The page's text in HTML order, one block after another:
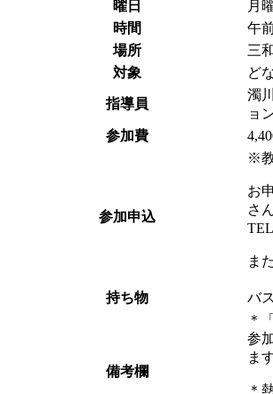
曜日
月
時間
午
場所
三
対象
ど
指導員
濁
ョ
参加費
参加申込
※
お
さ
ま
持ち物 バ
備考欄
＊
参
ま
＊